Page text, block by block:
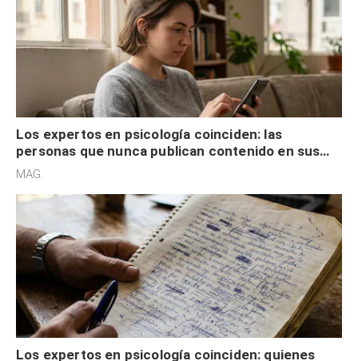
Los expertos en psicología coinciden: las
personas que nunca publican contenido en sus
redes sociales no pretenden buscar validación
MAG.
Los expertos en psicología coinciden: quienes